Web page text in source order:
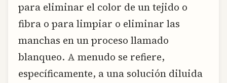
para eliminar el color de un tejido o
fibra o para limpiar o eliminar las
manchas en un proceso llamado
blanqueo. A menudo se refiere,
específicamente, a una solución diluida